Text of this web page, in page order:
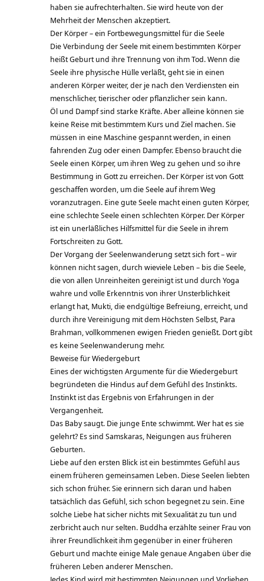
haben sie aufrechterhalten. Sie wird heute von der
Mehrheit der Menschen akzeptiert.
Der Körper – ein Fortbewegungsmittel für die Seele
Die Verbindung der Seele mit einem bestimmten Körper
heißt Geburt und ihre Trennung von ihm Tod. Wenn die
Seele ihre physische Hülle verläßt, geht sie in einen
anderen Körper weiter, der je nach den Verdiensten ein
menschlicher, tierischer oder pflanzlicher sein kann.
Öl und Dampf sind starke Kräfte. Aber alleine können sie
keine Reise mit bestimmtem Kurs und Ziel machen. Sie
müssen in eine Maschine gespannt werden, in einen
fahrenden Zug oder einen Dampfer. Ebenso braucht die
Seele einen Körper, um ihren Weg zu gehen und so ihre
Bestimmung in Gott zu erreichen. Der Körper ist von Gott
geschaffen worden, um die Seele auf ihrem Weg
voranzutragen. Eine gute Seele macht einen guten Körper,
eine schlechte Seele einen schlechten Körper. Der Körper
ist ein unerläßliches Hilfsmittel für die Seele in ihrem
Fortschreiten zu Gott.
Der Vorgang der Seelenwanderung setzt sich fort – wir
können nicht sagen, durch wieviele Leben – bis die Seele,
die von allen Unreinheiten gereinigt ist und durch Yoga
wahre und volle Erkenntnis von ihrer Unsterblichkeit
erlangt hat, Mukti, die endgültige Befreiung, erreicht, und
durch ihre Vereinigung mit dem Höchsten Selbst, Para
Brahman, vollkommenen ewigen Frieden genießt. Dort gibt
es keine Seelenwanderung mehr.
Beweise für Wiedergeburt
Eines der wichtigsten Argumente für die Wiedergeburt
begründeten die Hindus auf dem Gefühl des Instinkts.
Instinkt ist das Ergebnis von Erfahrungen in der
Vergangenheit.
Das Baby saugt. Die junge Ente schwimmt. Wer hat es sie
gelehrt? Es sind Samskaras, Neigungen aus früheren
Geburten.
Liebe auf den ersten Blick ist ein bestimmtes Gefühl aus
einem früheren gemeinsamen Leben. Diese Seelen liebten
sich schon früher. Sie erinnern sich daran und haben
tatsächlich das Gefühl, sich schon begegnet zu sein. Eine
solche Liebe hat sicher nichts mit Sexualität zu tun und
zerbricht auch nur selten. Buddha erzählte seiner Frau von
ihrer Freundlichkeit ihm gegenüber in einer früheren
Geburt und machte einige Male genaue Angaben über die
früheren Leben anderer Menschen.